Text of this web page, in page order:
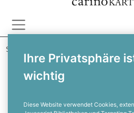
Ihre Privatsphäre
wichtig
Diese Website verwendet Cookies,
Startseite
Hochzeitseinladungen
Paulin
Hochzeitseinladung